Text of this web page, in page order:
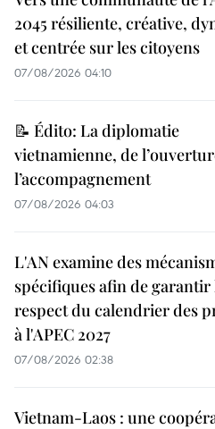
2045 résiliente, créative,
et centrée sur les citoyens
07/08/2026 04:10
📝 Édito: La diplomatie
vietnamienne, de
l’accompagnement
07/08/2026 04:03
L'AN examine des
spécifiques afin de garantir
respect du calendrier des
à l'APEC 2027
07/08/2026 02:38
Vietnam-Laos : une